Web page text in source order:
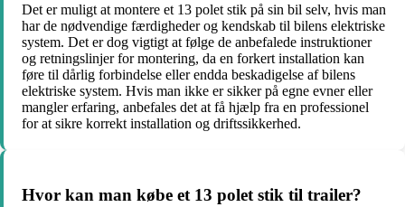
Det er muligt at montere et 13 polet stik på sin bil selv, hvis man
har de nødvendige færdigheder og kendskab til bilens elektriske
system. Det er dog vigtigt at følge de anbefalede instruktioner
og retningslinjer for montering, da en forkert installation kan
føre til dårlig forbindelse eller endda beskadigelse af bilens
elektriske system. Hvis man ikke er sikker på egne evner eller
mangler erfaring, anbefales det at få hjælp fra en professionel
for at sikre korrekt installation og driftssikkerhed.
Hvor kan man købe et 13 polet stik til trailer?